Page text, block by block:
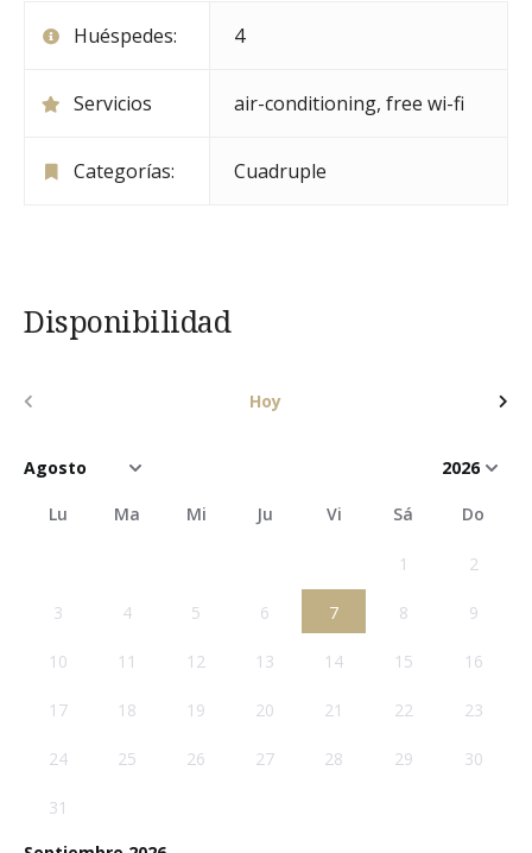
Huéspedes: 4
Servicios air-conditioning, free wi-fi
Categorías: Cuadruple
Disponibilidad
Hoy
Lu Ma Mi Ju Vi Sá Do
1 2
3 4 5 6 7 8 9
10 11 12 13 14 15 16
17 18 19 20 21 22 23
24 25 26 27 28 29 30
31